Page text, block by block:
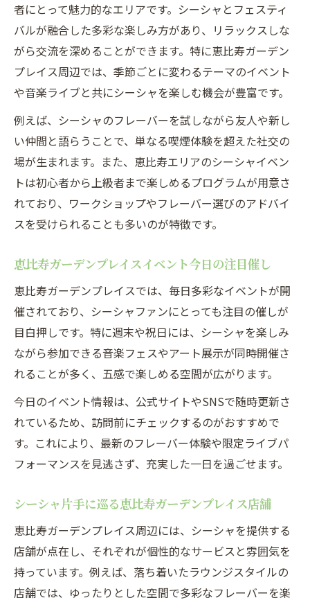
者にとって魅力的なエリアです。シーシャとフェスティ
バルが融合した多彩な楽しみ方があり、リラックスしな
がら交流を深めることができます。特に恵比寿ガーデン
プレイス周辺では、季節ごとに変わるテーマのイベント
や音楽ライブと共にシーシャを楽しむ機会が豊富です。
例えば、シーシャのフレーバーを試しながら友人や新し
い仲間と語らうことで、単なる喫煙体験を超えた社交の
場が生まれます。また、恵比寿エリアのシーシャイベン
トは初心者から上級者まで楽しめるプログラムが用意さ
れており、ワークショップやフレーバー選びのアドバイ
スを受けられることも多いのが特徴です。
恵比寿ガーデンプレイスイベント今日の注目催し
恵比寿ガーデンプレイスでは、毎日多彩なイベントが開
催されており、シーシャファンにとっても注目の催しが
目白押しです。特に週末や祝日には、シーシャを楽しみ
ながら参加できる音楽フェスやアート展示が同時開催さ
れることが多く、五感で楽しめる空間が広がります。
今日のイベント情報は、公式サイトやSNSで随時更新さ
れているため、訪問前にチェックするのがおすすめで
す。これにより、最新のフレーバー体験や限定ライブパ
フォーマンスを見逃さず、充実した一日を過ごせます。
シーシャ片手に巡る恵比寿ガーデンプレイス店舗
恵比寿ガーデンプレイス周辺には、シーシャを提供する
店舗が点在し、それぞれが個性的なサービスと雰囲気を
持っています。例えば、落ち着いたラウンジスタイルの
店舗では、ゆったりとした空間で多彩なフレーバーを楽